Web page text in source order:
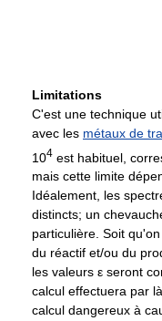
Limitations
C'est une technique
avec les métaux de
104 est habituel,
mais cette limite
Idéalement, les
distincts; un
particulière. Soit
du réactif et/ou du
les valeurs ε seront
calcul effectuera par
calcul dangereux à